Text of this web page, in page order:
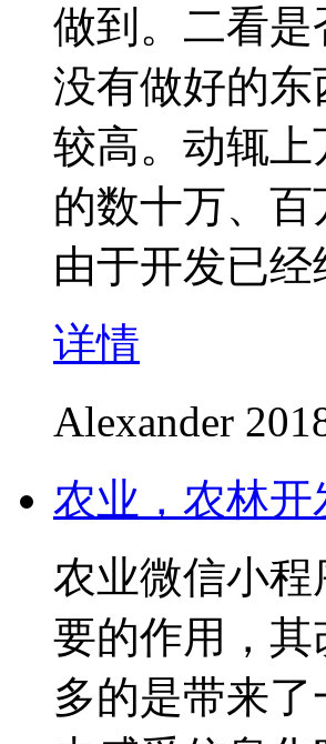
做到。二看
没有做好的
较高。动辄
的数十万、
由于开发已
详情
Alexander
农业，农林
农业微信小
要的作用，
多的是带来